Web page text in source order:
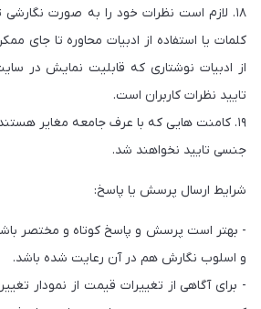
۱۸. لازم است نظرات خود را به صورت نگارشی
کلمات یا استفاده از ادبیات محاوره تا جای
از ادبیات نوشتاری که قابلیت نمایش در
تایید نظرات کاربران است.
۱۹. کامنت هایی که با عرف جامعه مغایر
جنسی تایید نخواهند شد.
شرایط ارسال پرسش یا پاسخ:
- بهتر است پرسش و پاسخ کوتاه و مختصر
و اسلوب نگارش هم در آن رعایت شده باشد.
- برای آگاهی از تغییرات قیمت از نمودار